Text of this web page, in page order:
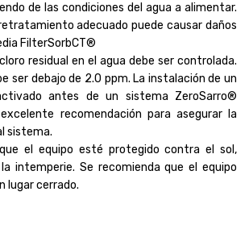
de las condiciones del agua a alimentar.
adecuado puede causar daños
FilterSorbCT®
residual en el agua debe ser controlada.
ser debajo de 2.0 ppm. La instalación de un
antes de un sistema ZeroSarro®
recomendación para asegurar la
sistema.
el equipo esté protegido contra el sol,
intemperie. Se recomienda que el equipo
lugar cerrado.